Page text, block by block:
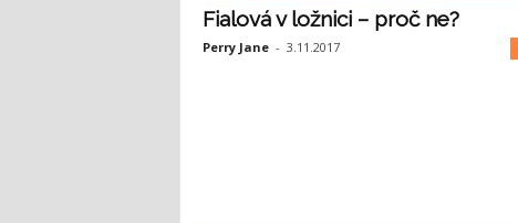
Fialová v ložnici – proč ne?
Perry Jane - 3.11.2017